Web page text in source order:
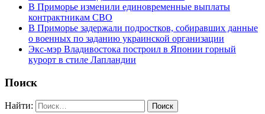
В Приморье изменили единовременные выплаты
контрактникам СВО
В Приморье задержали подростков, собиравших данные
о военных по заданию украинской организации
Экс-мэр Владивостока построил в Японии горный
курорт в стиле Лапландии
Поиск
Найти: